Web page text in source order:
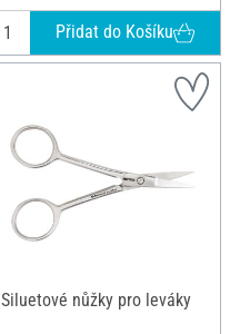
Přidat do Košíku
Siluetové nůžky pro leváky